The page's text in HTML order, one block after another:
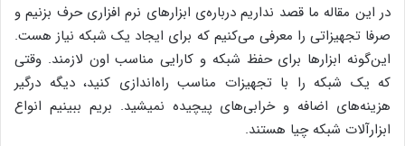
در این مقاله ما قصد نداریم درباره‌ی ابزارهای نرم افزاری حرف بزنیم و
صرفا تجهیزاتی را معرفی می‌کنیم که برای ایجاد یک شبکه نیاز هست.
این‌گونه ابزارها برای حفظ شبکه و کارایی مناسب اون لازمند. وقتی
که یک شبکه را با تجهیزات مناسب راه‌اندازی کنید، دیگه درگیر
هزینه‌های اضافه و خرابی‌های پیچیده نمیشید. بریم ببینیم انواع
ابزارآلات شبکه چیا هستند.